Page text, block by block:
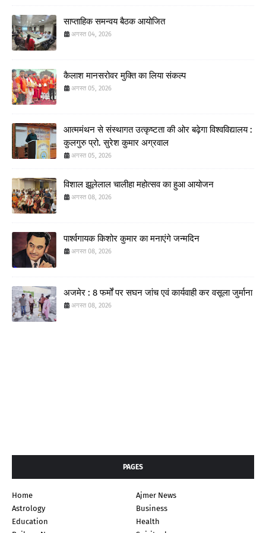
साप्ताहिक समन्वय बैठक आयोजित
अगस्त 04, 2026
कैलाश मानसरोवर मुक्ति का लिया संकल्प
अगस्त 05, 2026
आत्ममंथन से संस्थागत उत्कृष्टता की ओर बढ़ेगा विश्वविद्यालय :
कुलगुरु प्रो. सुरेश कुमार अग्रवाल
अगस्त 05, 2026
विशाल झूलेलाल चालीहा महोत्सव का हुआ आयोजन
अगस्त 08, 2026
पार्श्वगायक किशोर कुमार का मनाएंगे जन्मदिन
अगस्त 08, 2026
अजमेर : 8 फर्मों पर सघन जांच एवं कार्यवाही कर वसूला जुर्माना
अगस्त 08, 2026
PAGES
Home
Ajmer News
Astrology
Business
Education
Health